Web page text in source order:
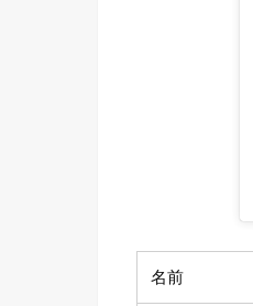
名前